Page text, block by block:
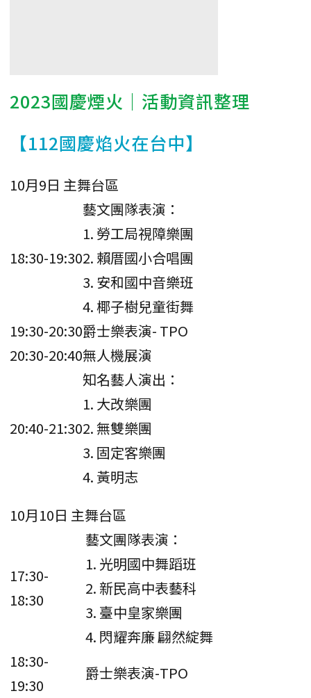
2023國慶煙火｜活動資訊整理
【112國慶焰火在台中】
10月9日 主舞台區
18:30-19:30
藝文團隊表演：
1. 勞工局視障樂團
2. 賴厝國小合唱團
3. 安和國中音樂班
4. 椰子樹兒童街舞
19:30-20:30爵士樂表演- TPO
20:30-20:40無人機展演
20:40-21:30
知名藝人演出：
1. 大改樂團
2. 無雙樂團
3. 固定客樂團
4. 黃明志
10月10日 主舞台區
17:30-
18:30
藝文團隊表演：
1. 光明國中舞蹈班
2. 新民高中表藝科
3. 臺中皇家樂團
4. 閃耀奔廉 翩然綻舞
18:30-
19:30
爵士樂表演-TPO